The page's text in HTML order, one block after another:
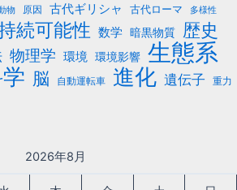
物 原因 古代ギリシャ 古代ローマ 多様性
続可能性 数学 暗黒物質 歴史
物理学 環境 環境影響 生態系
脳 自動運転車 進化 遺伝子 重力
2026年8月